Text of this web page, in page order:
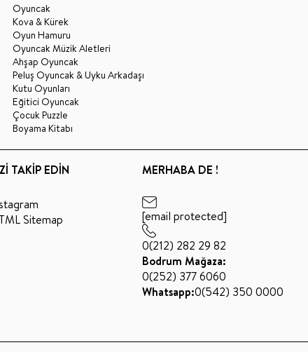
Oyuncak
Kova & Kürek
Oyun Hamuru
Oyuncak Müzik Aletleri
Ahşap Oyuncak
Peluş Oyuncak & Uyku Arkadaşı
Kutu Oyunları
Eğitici Oyuncak
Çocuk Puzzle
Boyama Kitabı
TAKİP EDİN
Sitemap
MERHABA DE !
[email protected]
0(212) 282 29 82
Bodrum Mağaza:
0(252) 377 6060
Whatsapp:0(542) 350 0000